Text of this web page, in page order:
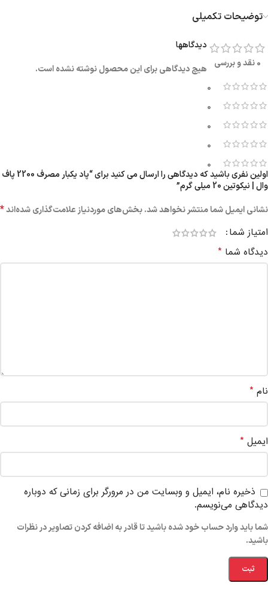
توضیحات تکمیلی
0 نقد و بررسی
0
0
0
0
0
دیدگاهها
هیچ دیدگاهی برای این محصول نوشته نشده است.
اولین نفری باشید که دیدگاهی را ارسال می کنید برای “پاد یکبار مصرف 2200 پاف
وال | نیکوتین 20 میلی گرم”
نشانی ایمیل شما منتشر نخواهد شد.بخش‌های موردنیاز علامت‌گذاری شده‌اند*
امتیاز شما
دیدگاه شما *
نام *
ایمیل *
ذخیره نام، ایمیل و وبسایت من در مرورگر برای زمانی که دوباره
دیدگاهی می‌نویسم.
شما باید وارد حساب خود شده باشید تا قادر به اضافه کردن تصاویر در نظرات
باشید.